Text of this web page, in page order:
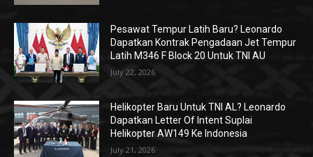
Pesawat Tempur Latih Baru? Leonardo
Dapatkan Kontrak Pengadaan Jet Tempur
Latih M346 F Block 20 Untuk TNI AU
July 22, 2026
Helikopter Baru Untuk TNI AL? Leonardo
Dapatkan Letter Of Intent Suplai
Helikopter AW149 Ke Indonesia
July 21, 2026